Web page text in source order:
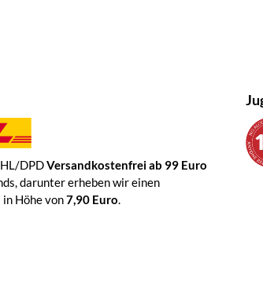
DPDVersandkostenfrei ab 99 Euro
darunter erheben wir einen
Höhe von7,90 Euro.